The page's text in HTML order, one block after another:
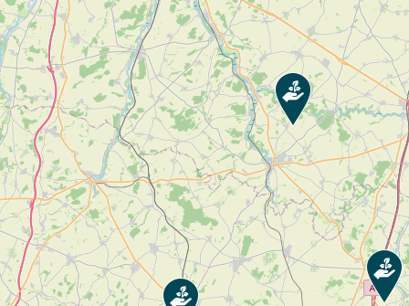
la fiche pour voir toutes les activités de l’entreprise
alternatives au phyto ... Consultez la fiche pour voir toutes les activités de